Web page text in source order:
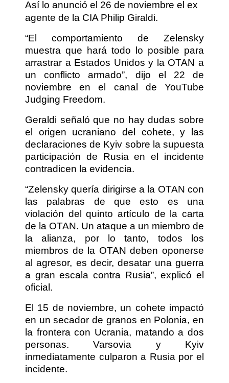
Así lo anunció el 26 de noviembre el ex
agente de la CIA Philip Giraldi.
“El comportamiento de Zelensky
muestra que hará todo lo posible para
arrastrar a Estados Unidos y la OTAN a
un conflicto armado”, dijo el 22 de
noviembre en el canal de YouTube
Judging Freedom.
Geraldi señaló que no hay dudas sobre
el origen ucraniano del cohete, y las
declaraciones de Kyiv sobre la supuesta
participación de Rusia en el incidente
contradicen la evidencia.
“Zelensky quería dirigirse a la OTAN con
las palabras de que esto es una
violación del quinto artículo de la carta
de la OTAN. Un ataque a un miembro de
la alianza, por lo tanto, todos los
miembros de la OTAN deben oponerse
al agresor, es decir, desatar una guerra
a gran escala contra Rusia”, explicó el
oficial.
El 15 de noviembre, un cohete impactó
en un secador de granos en Polonia, en
la frontera con Ucrania, matando a dos
personas. Varsovia y Kyiv
inmediatamente culparon a Rusia por el
incidente.